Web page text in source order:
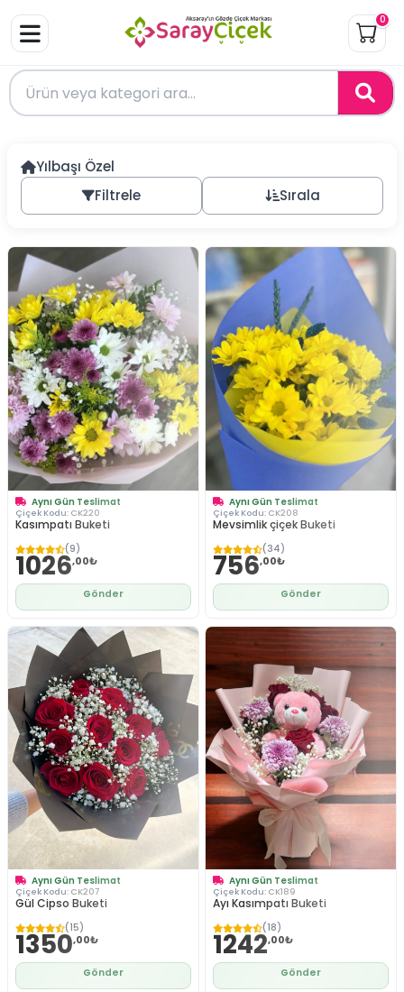
0
Yılbaşı Özel
Filtrele
Sırala
Aynı Gün Teslimat
Çiçek Kodu: CK220
Kasımpatı Buketi
(9)
1026,00₺
Gönder
Aynı Gün Teslimat
Çiçek Kodu: CK208
Mevsimlik çiçek Buketi
(34)
756,00₺
Gönder
Aynı Gün Teslimat
Çiçek Kodu: CK207
Gül Cipso Buketi
(15)
1350,00₺
Gönder
Aynı Gün Teslimat
Çiçek Kodu: CK189
Ayı Kasımpatı Buketi
(18)
1242,00₺
Gönder